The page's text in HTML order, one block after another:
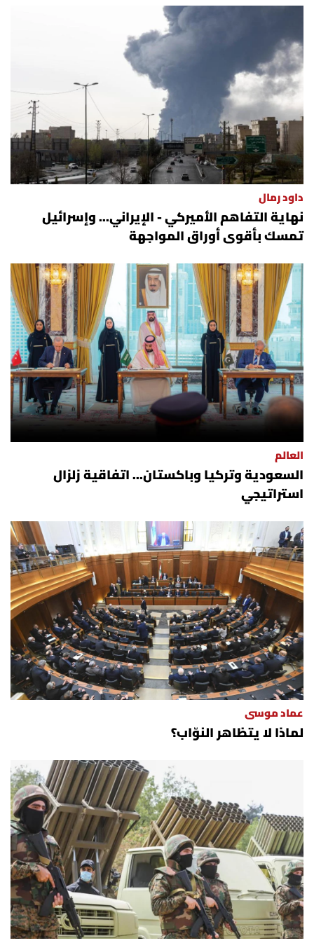
داود رمال
نهاية التفاهم الأميركي - الإيراني... وإسرائيل
تمسك بأقوى أوراق المواجهة
العالم
السعودية وتركيا وباكستان... اتفاقية زلزال
استراتيجي
عماد موسى
لماذا لا يتظاهر النوّاب؟